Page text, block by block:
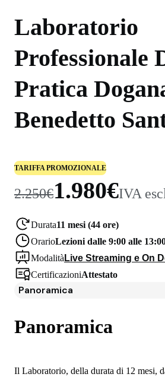
Laboratorio
Professionale
Pratica
Benedetto
TARIFFA PROMOZIONALE
2.250€1.980€IVA
Durata11 mesi (44 ore)
OrarioLezioni dalle 9:00 alle
Modalità Live Streaming e On
CertificazioniAttestato
Panoramica
Docenti
Iscrizione
Panoramica
Il Laboratorio, della durata di 12 mesi,